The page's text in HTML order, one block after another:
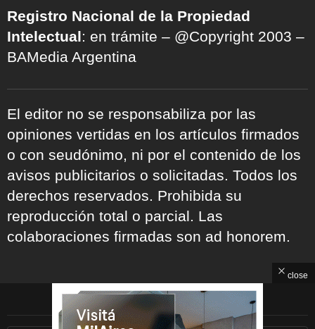
Registro Nacional de la Propiedad
Intelectual: en trámite – @Copyright 2003 –
BAMedia Argentina
El editor no se responsabiliza por las
opiniones vertidas en los artículos firmados
o con seudónimo, ni por el contenido de los
avisos publicitarios o solicitadas. Todos los
derechos reservados. Prohibida su
reproducción total o parcial. Las
colaboraciones firmadas son ad honorem.
ARCHIVOS
close